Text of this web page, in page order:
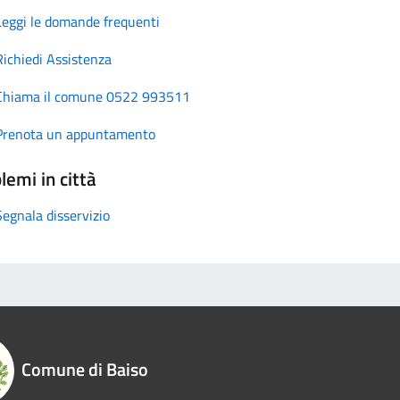
le domande frequenti
Assistenza
il comune 0522 993511
un appuntamento
in città
disservizio
Comune di Baiso